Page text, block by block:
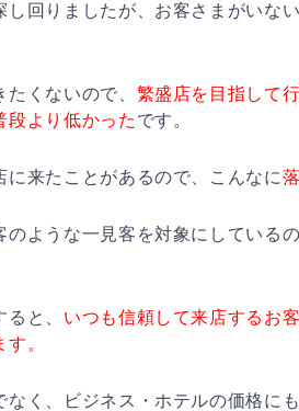
し回りましたが、お客さまがいな
くないので、 繁盛店を目指して
段より低かった です。
に来たことがあるので、こんなに
のような一見客を対象にしている
と、 いつも信頼して来店するお
。
なく、ビジネス・ホテルの価格に